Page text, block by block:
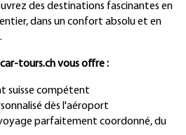
des destinations fascinantes en
dans un confort absolu et en
tours.ch vous offre :
suisse compétent
dès l'aéroport
parfaitement coordonné, du